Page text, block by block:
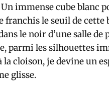
immense cube blanc
franchis le seuil de cette
le noir d’une salle
parmi les silhouettes
la cloison, je devine un
glisse.